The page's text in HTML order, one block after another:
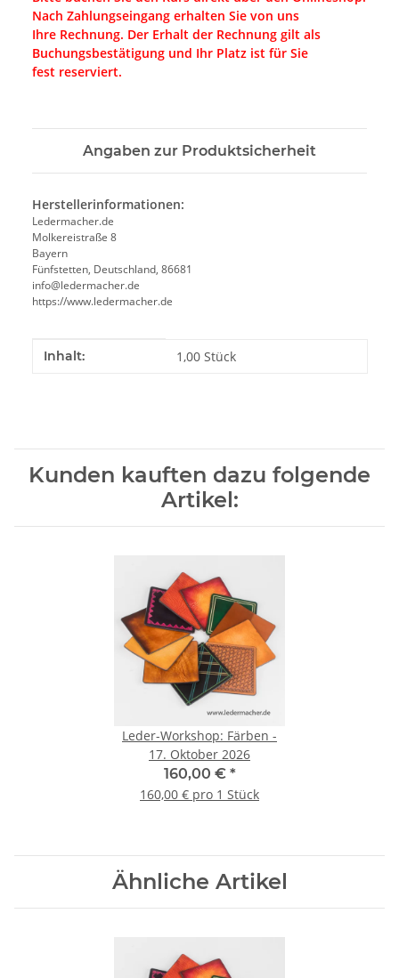
Nach Zahlungseingang erhalten Sie von uns
Ihre Rechnung. Der Erhalt der Rechnung gilt als
Buchungsbestätigung und Ihr Platz ist für Sie
fest reserviert.
Angaben zur Produktsicherheit
Herstellerinformationen:
Ledermacher.de
Molkereistraße 8
Bayern
Fünfstetten, Deutschland, 86681
info@ledermacher.de
https://www.ledermacher.de
Produkteigenschaft
Wert
Inhalt: 1,00 Stück
Kunden kauften dazu folgende
Artikel:
Leder-Workshop: Färben -
17. Oktober 2026
160,00 € *
160,00 € pro 1 Stück
Ähnliche Artikel